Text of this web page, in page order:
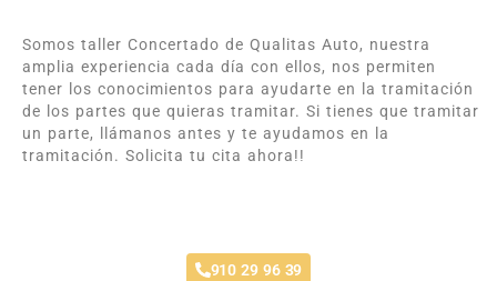
Somos taller Concertado de Qualitas Auto, nuestra
amplia experiencia cada día con ellos, nos permiten
tener los conocimientos para ayudarte en la tramitación
de los partes que quieras tramitar. Si tienes que tramitar
un parte, llámanos antes y te ayudamos en la
tramitación. Solicita tu cita ahora!!
910 29 96 39